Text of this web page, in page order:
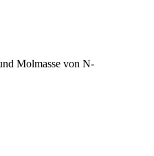
Molmasse von N-